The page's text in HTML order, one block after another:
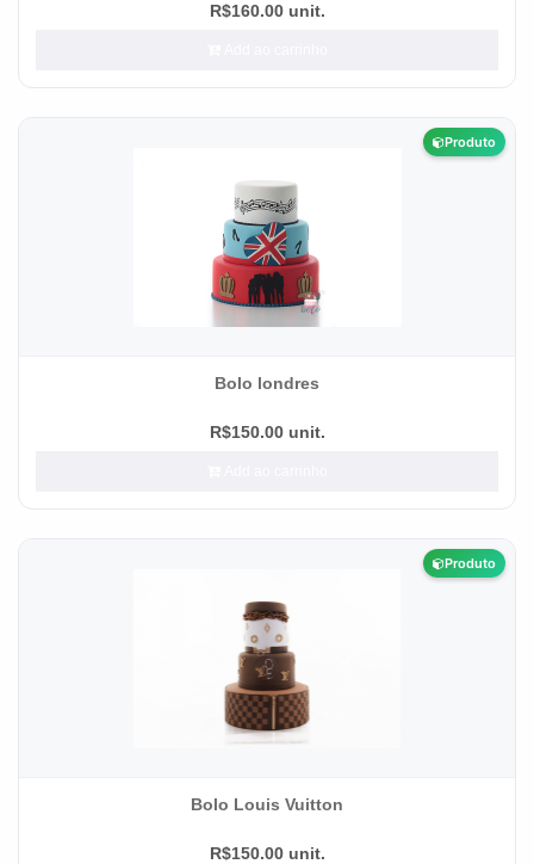
R$160.00 unit.
Produto
Bolo londres
R$150.00 unit.
Produto
Bolo Louis Vuitton
R$150.00 unit.